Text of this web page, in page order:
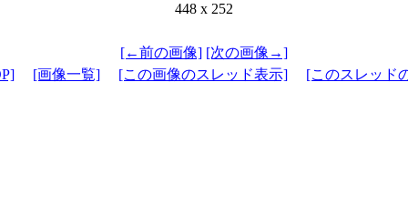
448 x 252
[←前の画像] [次の画像→]
[画像一覧] [この画像のスレッド表示] [このスレッド